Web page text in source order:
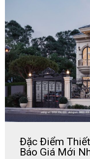
Đặc Điểm
Báo Giá Mới